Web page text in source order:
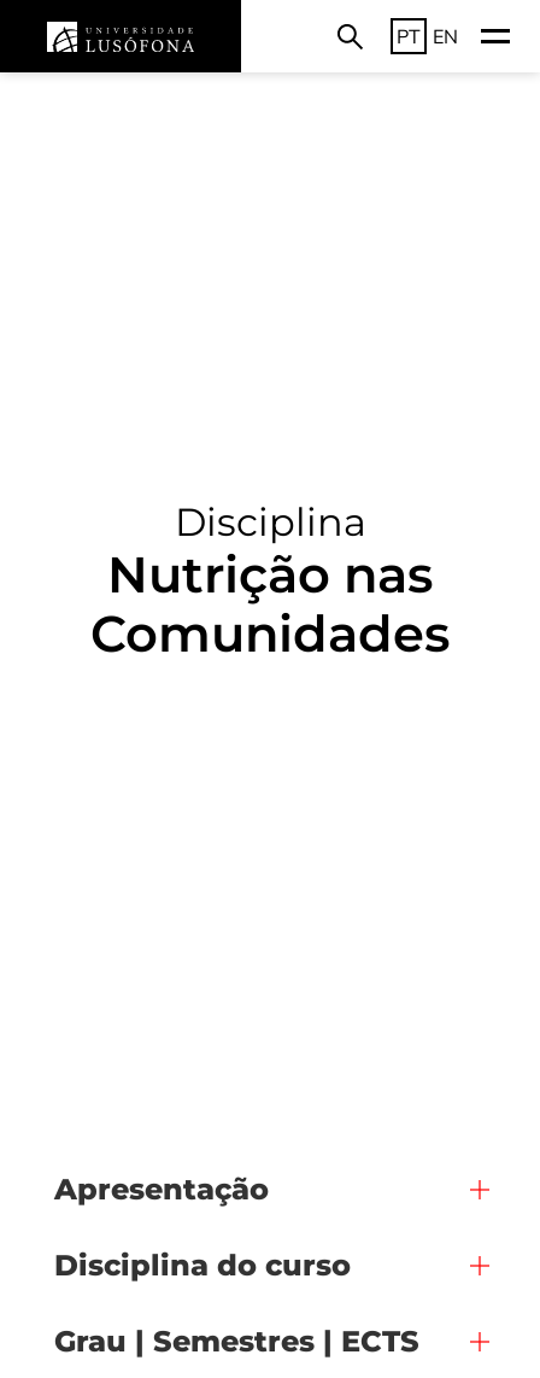
PT EN
Disciplina
Nutrição nas
Comunidades
Apresentação
Disciplina do curso
Grau | Semestres | ECTS